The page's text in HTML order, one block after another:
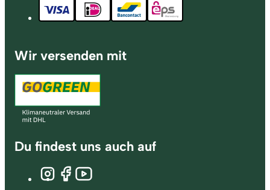
Wir versenden mit
Du findest uns auch auf